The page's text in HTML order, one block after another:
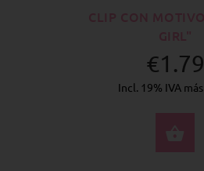
€1.79
Incl. 19% IVA más